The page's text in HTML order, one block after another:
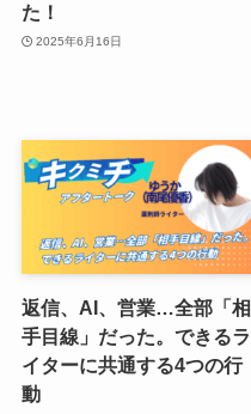
た！
2025年6月16日
返信、AI、営業…全部「相
手目線」だった。できるラ
イターに共通する4つの行
動